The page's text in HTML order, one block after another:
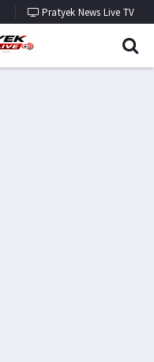
Pratyek News Live TV